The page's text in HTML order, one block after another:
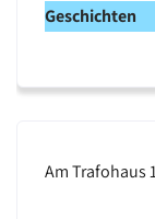
Geschichten
Am Trafohaus